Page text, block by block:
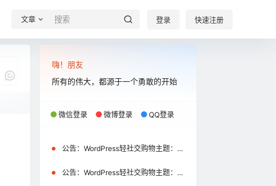
文章 登录 快速注册
嗨！朋友
所有的伟大，都源于一个勇敢的开始
微信登录 微博登录 QQ登录
公告： WordPress轻社交购物主题：B2Pro_3.8.2 + APP插件_1.2.1+uniapp源码_1.2.1（微信小程序\APP）更新通知
公告： WordPress轻社交购物主题：B2Pro_3.4.1 + APP插件_1.1.0+uniapp源码_1.1.0（微信小程序）更新通知